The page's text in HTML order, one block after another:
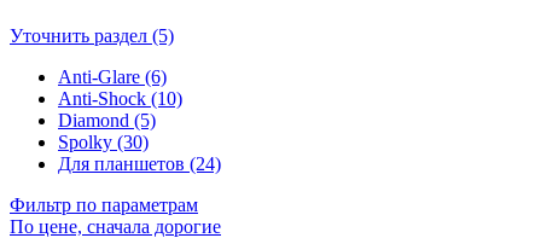
Уточнить раздел (5)
Anti-Glare (6)
Anti-Shock (10)
Diamond (5)
Spolky (30)
Для планшетов (24)
Фильтр по параметрам
По цене, сначала дорогие